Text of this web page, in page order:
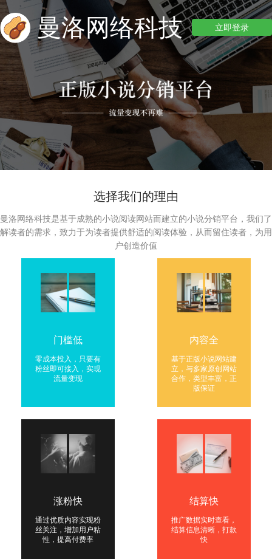
曼洛网络科技 立即登录
选择我们的理由
曼洛网络科技是基于成熟的小说阅读网站而建立的小说分销平台，我们了
解读者的需求，致力于为读者提供舒适的阅读体验，从而留住读者，为用
户创造价值
门槛低
零成本投入，只要有
粉丝即可接入，实现
流量变现
内容全
基于正版小说网站建
立，与多家原创网站
合作，类型丰富，正
版保证
涨粉快
通过优质内容实现粉
丝关注，增加用户粘
性，提高付费率
结算快
推广数据实时查看，
结算信息清晰，打款
快